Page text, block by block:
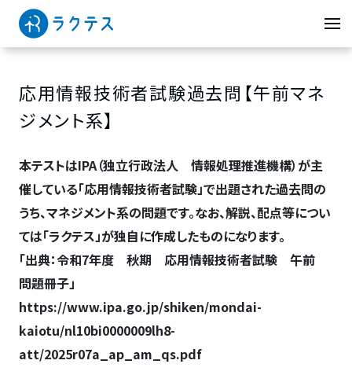
応用情報技術者試験過去問【午前マネ
ジメント系】
本テストはIPA（独立行政法人 情報処理推進機構）が主
催している「応用情報技術者試験」で出題された過去問の
うち、マネジメント系の問題です。なお、解説、配点等につい
ては「ラクテス」が独自に作成したものになります。
「出典：令和7年度 秋期 応用情報技術者試験 午前
問題冊子」
https://www.ipa.go.jp/shiken/mondai-
kaiotu/nl10bi0000009lh8-
att/2025r07a_ap_am_qs.pdf